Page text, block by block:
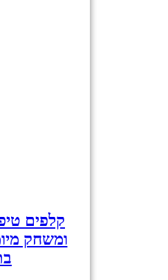
קלפים
ומשחק